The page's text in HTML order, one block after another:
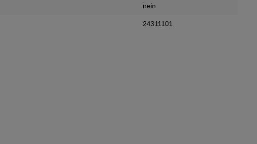
nein
24311101